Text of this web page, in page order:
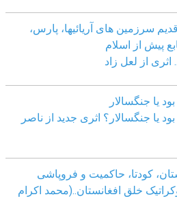
سرزمین های آریائیها، پارس،
پیش از اسلام
از لعل زاد
یا جنگسالار
یا جنگسالار؟ اثری جدید از ناصر
کودتا، حاکمیت و فروپاشی
خلق افغانستان..(محمد اکرام